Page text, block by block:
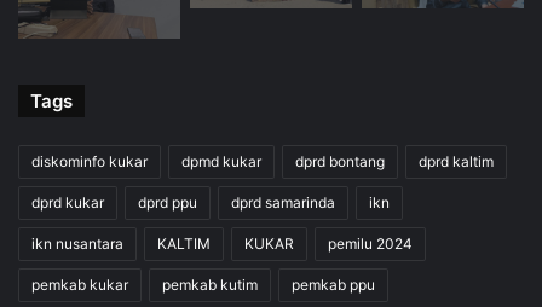
Tags
diskominfo kukar dpmd kukar dprd bontang dprd kaltim
dprd kukar dprd ppu dprd samarinda ikn
ikn nusantara KALTIM KUKAR pemilu 2024
pemkab kukar pemkab kutim pemkab ppu